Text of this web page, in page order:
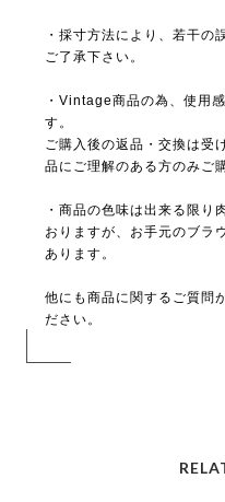
・採寸方法により、若干の
ご了承下さい。
・Vintage商品の為、使用
す。
ご購入後の返品・交換は受
品にご理解のある方のみご
・商品の色味は出来る限り
おりますが、お手元のブラ
あります。
他にも商品に関するご質問
ださい。